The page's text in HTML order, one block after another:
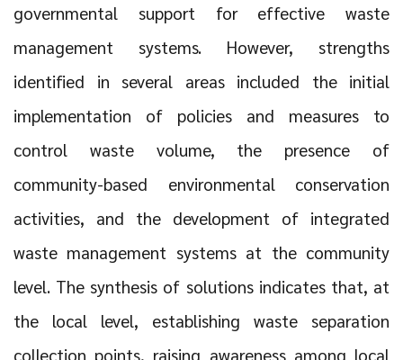
governmental support for effective waste
management systems. However, strengths
identified in several areas included the initial
implementation of policies and measures to
control waste volume, the presence of
community-based environmental conservation
activities, and the development of integrated
waste management systems at the community
level. The synthesis of solutions indicates that, at
the local level, establishing waste separation
collection points, raising awareness among local